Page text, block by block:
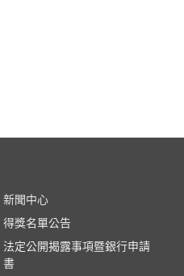
新聞中心
得獎名單公告
法定公開揭露事項暨銀行申請
書